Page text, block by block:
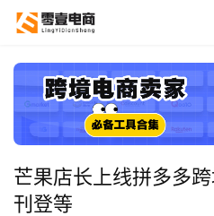
芒果店长上线拼多多
刊登等